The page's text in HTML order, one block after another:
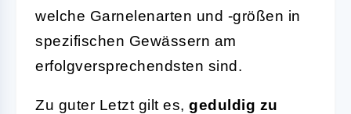
welche Garnelenarten und -größen in
spezifischen Gewässern am
erfolgversprechendsten sind.
Zu guter Letzt gilt es, geduldig zu